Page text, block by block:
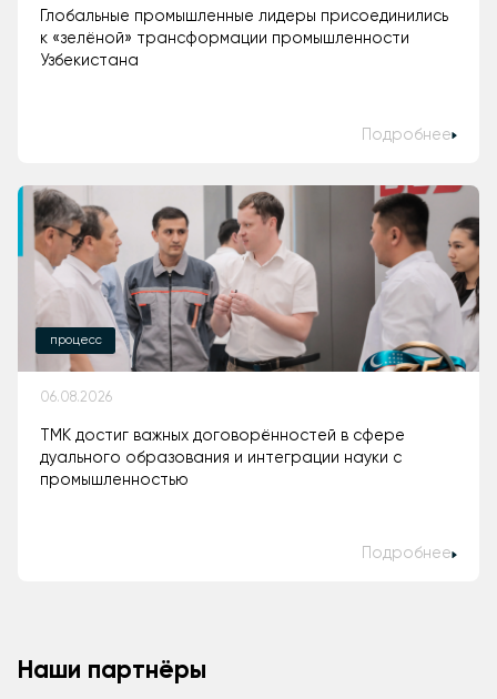
Глобальные промышленные лидеры присоединились
к «зелёной» трансформации промышленности
Узбекистана
Подробнее
процесс
06.08.2026
ТМК достиг важных договорённостей в сфере
дуального образования и интеграции науки с
промышленностью
Подробнее
Наши партнёры